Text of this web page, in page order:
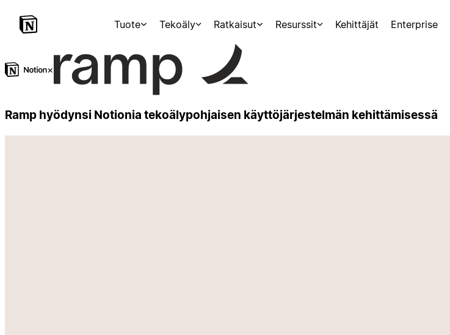
Tuote Tekoäly Ratkaisut Resurssit Kehittäjät Enterprise
×
Ramp hyödynsi Notionia tekoälypohjaisen käyttöjärjestelmän kehittämisessä